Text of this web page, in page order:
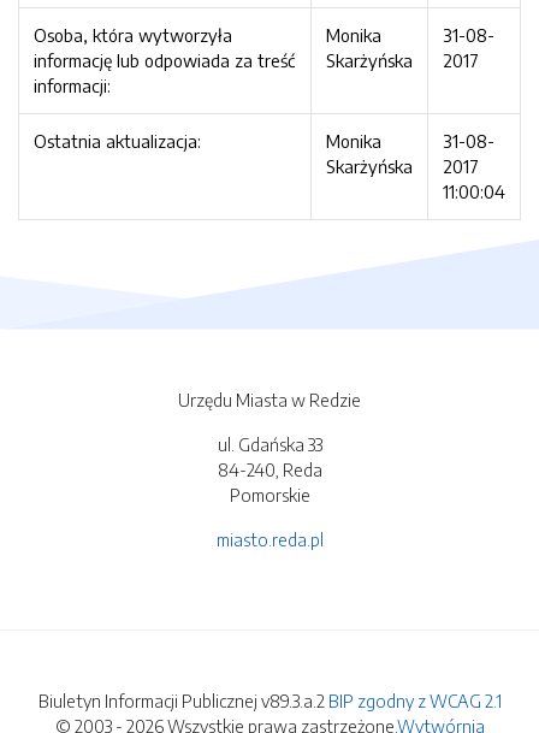
Osoba, która wytworzyła
informację lub odpowiada za treść
informacji:
Monika
Skarżyńska
31-08-
2017
Ostatnia aktualizacja:
Monika
Skarżyńska
31-08-
2017
11:00:04
Urzędu Miasta w Redzie
ul. Gdańska 33
84-240, Reda
Pomorskie
miasto.reda.pl
Biuletyn Informacji Publicznej v89.3.a.2 BIP zgodny z WCAG 2.1
© 2003 - 2026 Wszystkie prawa zastrzeżone.Wytwórnia